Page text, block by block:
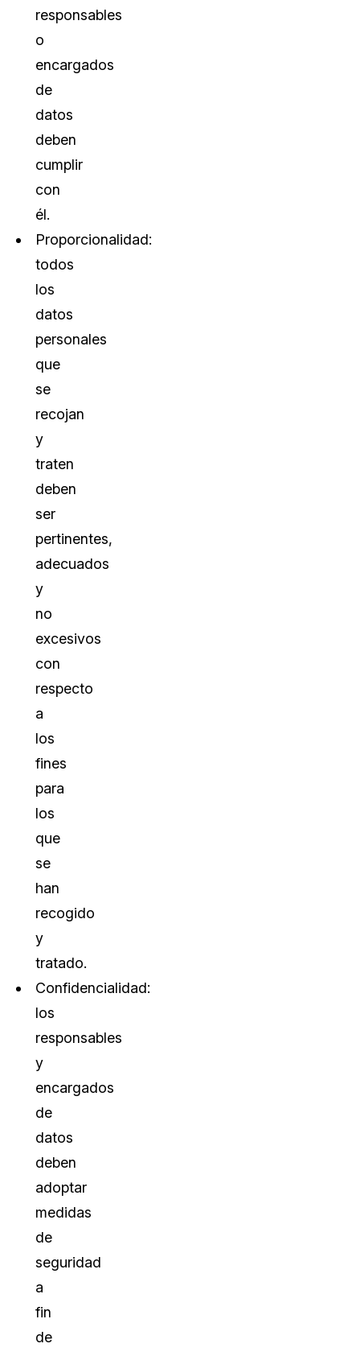
responsables
o
encargados
de
datos
deben
cumplir
con
él.
Proporcionalidad:
todos
los
datos
personales
que
se
recojan
y
traten
deben
ser
pertinentes,
adecuados
y
no
excesivos
con
respecto
a
los
fines
para
los
que
se
han
recogido
y
tratado.
Confidencialidad:
los
responsables
y
encargados
de
datos
deben
adoptar
medidas
de
seguridad
a
fin
de